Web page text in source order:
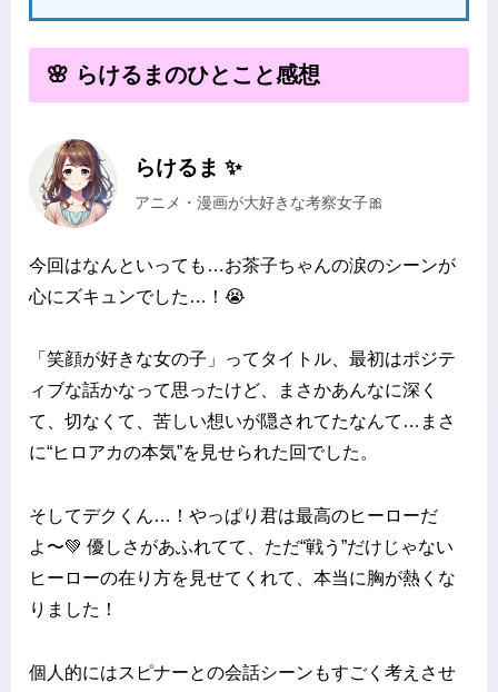
🌸 らけるまのひとこと感想
らけるま ✨
アニメ・漫画が大好きな考察女子🎀
今回はなんといっても…お茶子ちゃんの涙のシーンが
心にズキュンでした…！😭
「笑顔が好きな女の子」ってタイトル、最初はポジテ
ィブな話かなって思ったけど、まさかあんなに深く
て、切なくて、苦しい想いが隠されてたなんて…まさ
に“ヒロアカの本気”を見せられた回でした。
そしてデクくん…！やっぱり君は最高のヒーローだ
よ〜💚 優しさがあふれてて、ただ“戦う”だけじゃない
ヒーローの在り方を見せてくれて、本当に胸が熱くな
りました！
個人的にはスピナーとの会話シーンもすごく考えさせ